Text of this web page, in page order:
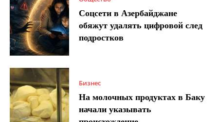
Соцсети в Азербайджане
обяжут удалять цифровой след
подростков
Бизнес
На молочных продуктах в Баку
начали указывать